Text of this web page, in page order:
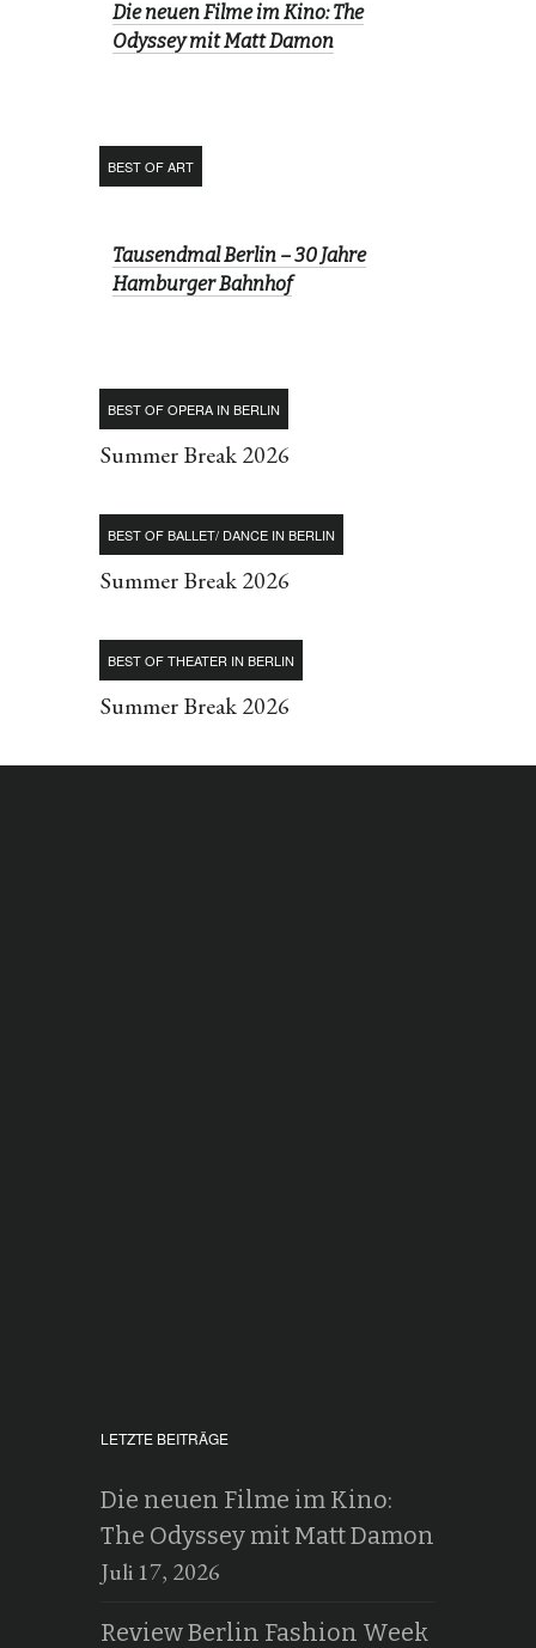
Die neuen Filme im Kino: The
Odyssey mit Matt Damon
BEST OF ART
Tausendmal Berlin – 30 Jahre
Hamburger Bahnhof
BEST OF OPERA IN BERLIN
Summer Break 2026
BEST OF BALLET/ DANCE IN BERLIN
Summer Break 2026
BEST OF THEATER IN BERLIN
Summer Break 2026
LETZTE BEITRÄGE
Die neuen Filme im Kino:
The Odyssey mit Matt Damon
Juli 17, 2026
Review Berlin Fashion Week